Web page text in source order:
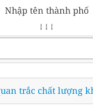
Nhập tên thành phố
↓ ↓ ↓
trắc chất lượng